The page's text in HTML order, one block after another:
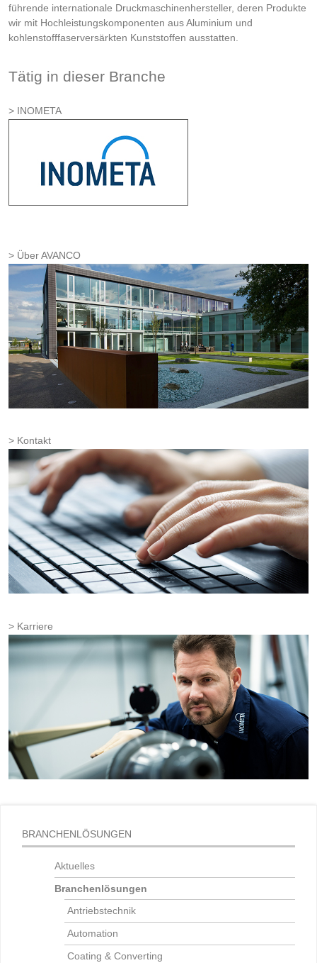
BRANCHENLÖSUNGEN
Aktuelles
Branchenlösungen
Antriebstechnik
Automation
Coating & Converting
führende internationale Druckmaschinenhersteller, deren Produkte
wir mit Hochleistungskomponenten aus Aluminium und
kohlenstofffaserversärkten Kunststoffen ausstatten.
Tätig in dieser Branche
INOMETA
Über AVANCO
Kontakt
Karriere